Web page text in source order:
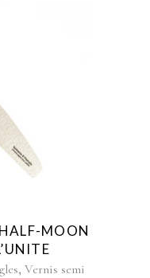
MOON
, Vernis semi